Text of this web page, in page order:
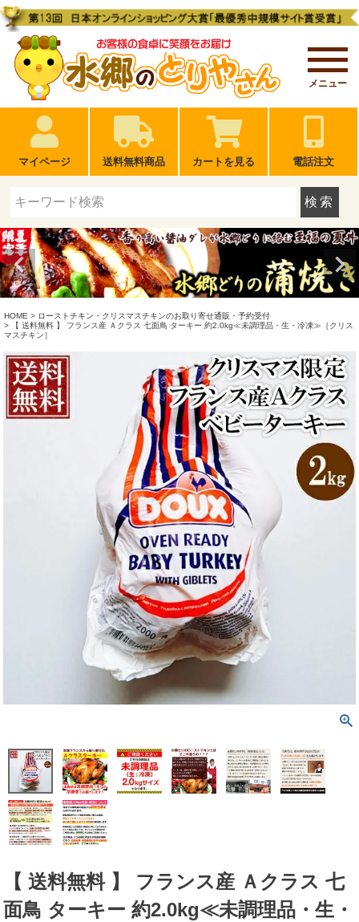
メニュー
マイページ 送料無料商品 カートを見る 電話注文
検索
HOME
ローストチキン・クリスマスチキンのお取り寄せ通販・予約受付
【 送料無料 】 フランス産 Ａクラス 七面鳥 ターキー 約2.0kg≪未調理品・生・冷凍≫［クリス
マスチキン］
【 送料無料 】 フランス産 Ａクラス 七
面鳥 ターキー 約2.0kg≪未調理品・生・